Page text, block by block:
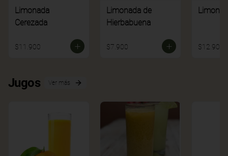
Limonada
Cerezada
$11.900
Limonada de
Hierbabuena
$7.900 $12.900
Jugos Ver más